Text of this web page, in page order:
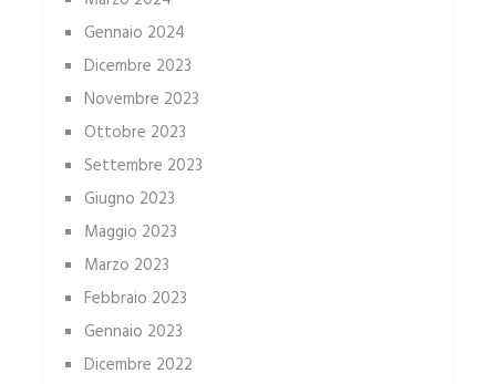
Gennaio 2024
Dicembre 2023
Novembre 2023
Ottobre 2023
Settembre 2023
Giugno 2023
Maggio 2023
Marzo 2023
Febbraio 2023
Gennaio 2023
Dicembre 2022